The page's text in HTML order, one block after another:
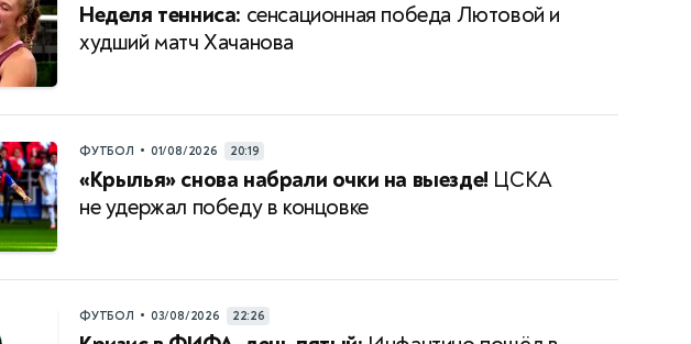
Неделя тенниса: сенсационная победа Лютовой и
худший матч Хачанова
ФУТБОЛ • 01/08/2026 20:19
«Крылья» снова набрали очки на выезде! ЦСКА
не удержал победу в концовке
ФУТБОЛ • 03/08/2026 22:26